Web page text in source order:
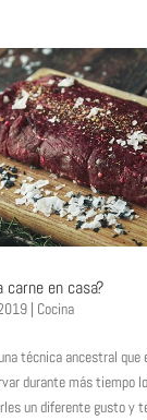
carne en casa?
| Cocina
técnica ancestral que
durante más tiempo
un diferente gusto y